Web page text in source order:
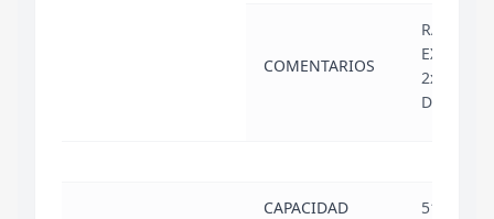
COMENTARIOS
RANURA
2x DDR5
DIMM
CAPACIDAD 512 GB